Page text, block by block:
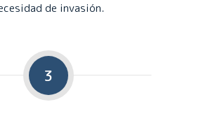
de invasión.
3